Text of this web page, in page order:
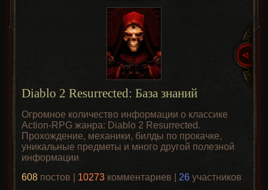
Diablo 2 Resurrected: База знаний
Огромное количество информации о классике
Action-RPG жанра: Diablo 2 Resurrected.
Прохождение, механики, билды по прокачке,
уникальные предметы и много другой полезной
информации
608 постов | 10273 комментариев | 26 участников